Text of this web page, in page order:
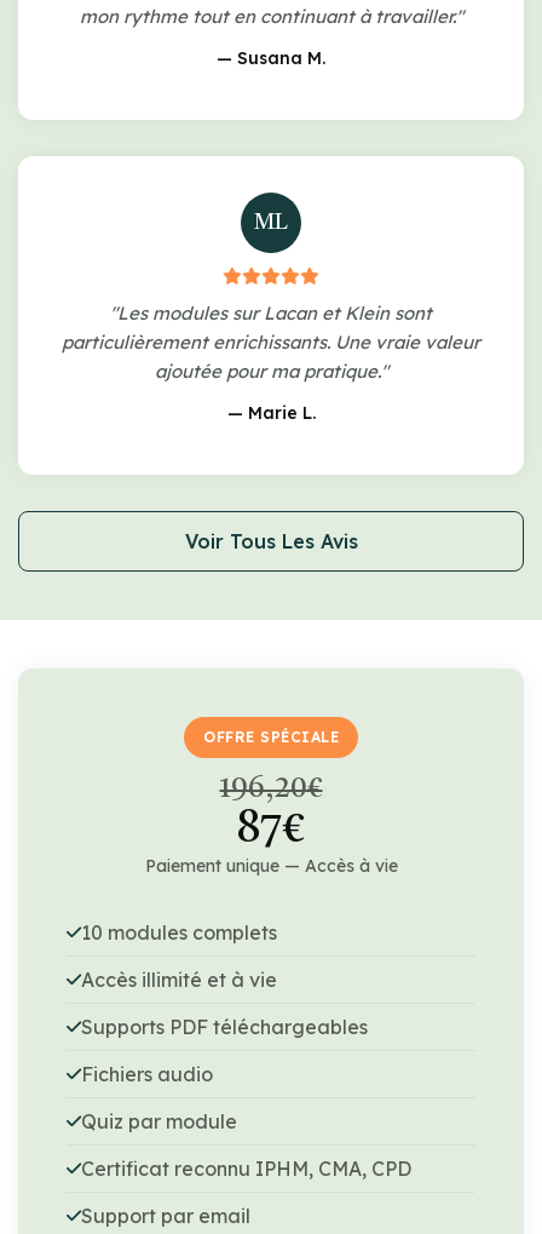
mon rythme tout en continuant à travailler."
— Susana M.
ML
"Les modules sur Lacan et Klein sont
particulièrement enrichissants. Une vraie valeur
ajoutée pour ma pratique."
— Marie L.
Voir Tous Les Avis
OFFRE SPÉCIALE
196,20€
87€
Paiement unique — Accès à vie
10 modules complets
Accès illimité et à vie
Supports PDF téléchargeables
Fichiers audio
Quiz par module
Certificat reconnu IPHM, CMA, CPD
Support par email